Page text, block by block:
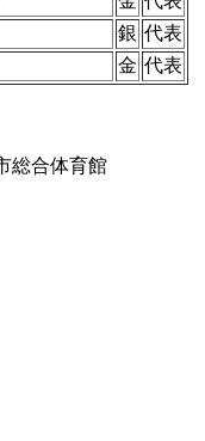
銀 代表
金 代表
総合体育館